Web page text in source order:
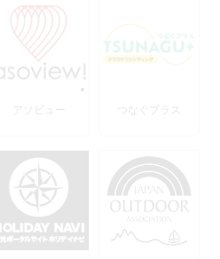
アソビュー つなぐプラス